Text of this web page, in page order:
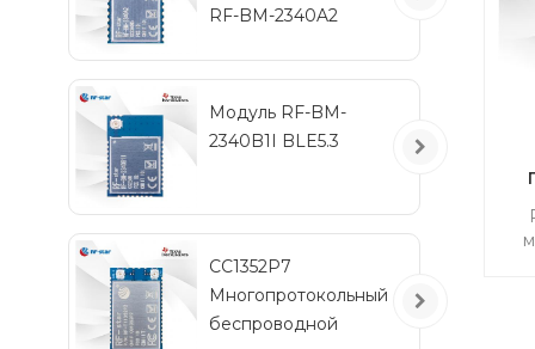
RF-BM-2340A2
Модуль RF-BM-
2340B1I BLE5.3
CC1352P7
Многопротокольный
беспроводной